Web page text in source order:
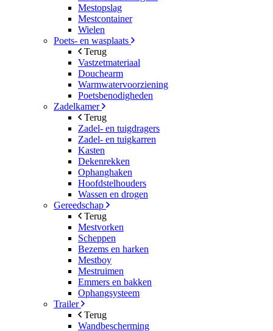
Mestopslag
Mestcontainer
Wielen
Poets- en wasplaats
Terug
Vastzetmateriaal
Douchearm
Warmwatervoorziening
Poetsbenodigheden
Zadelkamer
Terug
Zadel- en tuigdragers
Zadel- en tuigkarren
Kasten
Dekenrekken
Ophanghaken
Hoofdstelhouders
Wassen en drogen
Gereedschap
Terug
Mestvorken
Scheppen
Bezems en harken
Mestboy
Mestruimen
Emmers en bakken
Ophangsysteem
Trailer
Terug
Wandbescherming